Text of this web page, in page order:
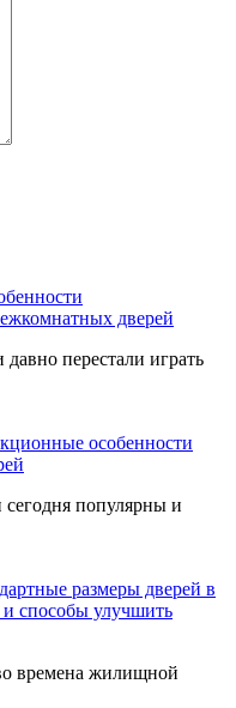
дверей
перестали играть
особенности
популярны и
размеры дверей в
способы улучшить
времена жилищной